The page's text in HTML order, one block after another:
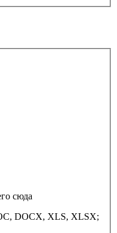
сюда
DOCX, XLS, XLSX;